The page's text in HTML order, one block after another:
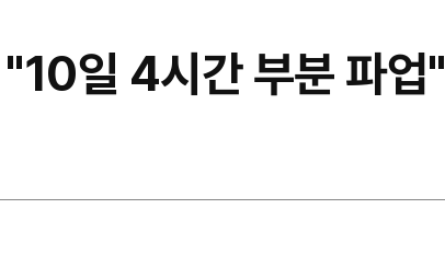
일 4시간 부분 파업"